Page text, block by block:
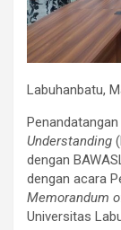
Labuhanbatu,
Understanding
dengan
dengan acara
Memorandum
Universitas